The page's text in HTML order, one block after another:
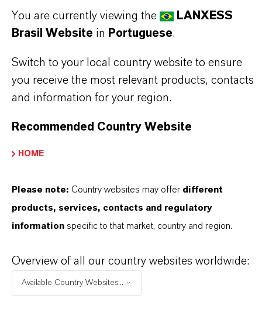
ESCOLHA O IDIOMA
You are currently viewing the
LANXESS
Brasil Website in Portuguese.
Switch to your local country website to ensure
you receive the most relevant products, contacts
and information for your region.
Recommended Country Website
HOME
Please note: Country websites may offer different
products, services, contacts and regulatory
information specific to that market, country and region.
Overview of all our country websites worldwide:
Available Country Websites...